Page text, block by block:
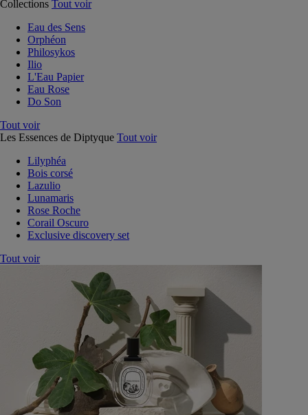
Collections Tout voir
Eau des Sens
Orphéon
Philosykos
Ilio
L'Eau Papier
Eau Rose
Do Son
Tout voir
Les Essences de Diptyque Tout voir
Lilyphéa
Bois corsé
Lazulio
Lunamaris
Rose Roche
Corail Oscuro
Exclusive discovery set
Tout voir